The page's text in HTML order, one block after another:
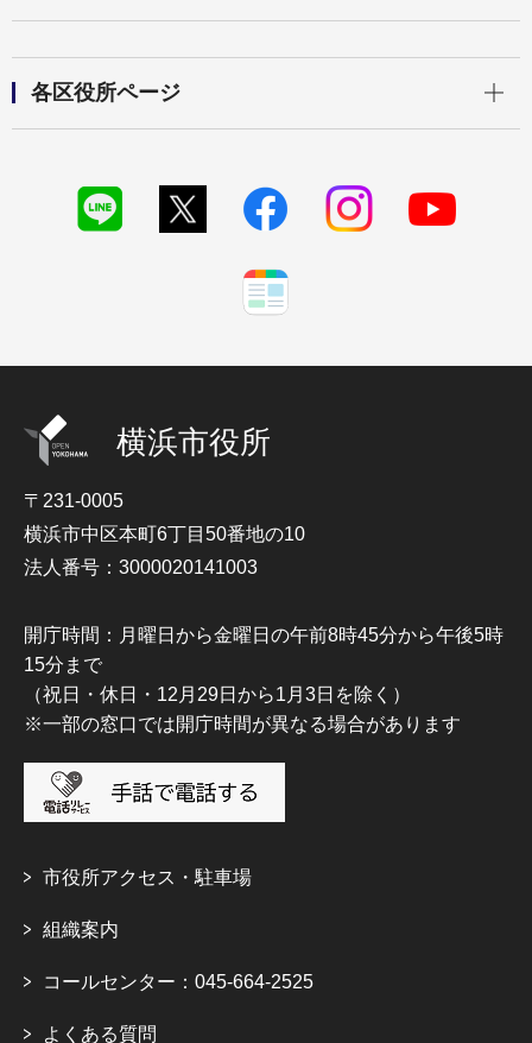
各区役所ページ
横浜市役所
〒231-0005
横浜市中区本町6丁目50番地の10
法人番号：3000020141003
開庁時間：月曜日から金曜日の午前8時45分から午後5時
15分まで
（祝日・休日・12月29日から1月3日を除く）
※一部の窓口では開庁時間が異なる場合があります
市役所アクセス・駐車場
組織案内
コールセンター：045-664-2525
よくある質問